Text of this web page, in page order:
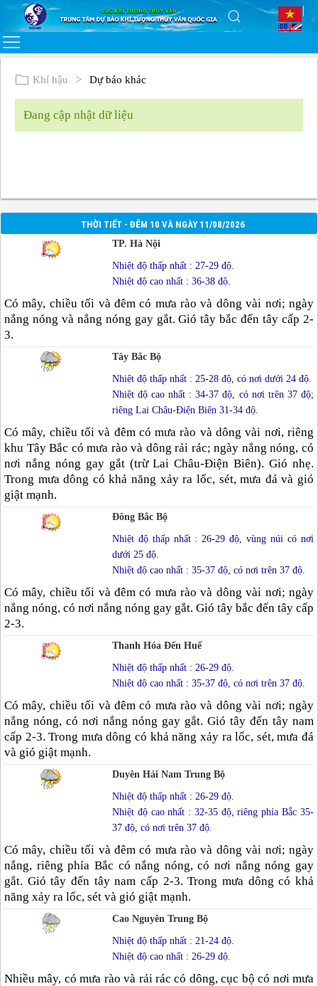
Khí hậu Dự báo khác
Đang cập nhật dữ liệu
THỜI TIẾT - ĐÊM 10 VÀ NGÀY 11/08/2026
TP. Hà Nội
Nhiệt độ thấp nhất : 27-29 độ.
Nhiệt độ cao nhất : 36-38 độ.
Có mây, chiều tối và đêm có mưa rào và dông vài nơi; ngày
nắng nóng và nắng nóng gay gắt. Gió tây bắc đến tây cấp 2-
3.
Tây Bắc Bộ
Nhiệt độ thấp nhất : 25-28 độ, có nơi dưới 24 độ.
Nhiệt độ cao nhất : 34-37 độ, có nơi trên 37 độ;
riêng Lai Châu-Điện Biên 31-34 độ.
Có mây, chiều tối và đêm có mưa rào và dông vài nơi, riêng
khu Tây Bắc có mưa rào và dông rải rác; ngày nắng nóng, có
nơi nắng nóng gay gắt (trừ Lai Châu-Điện Biên). Gió nhẹ.
Trong mưa dông có khả năng xảy ra lốc, sét, mưa đá và gió
giật mạnh.
Đông Bắc Bộ
Nhiệt độ thấp nhất : 26-29 độ, vùng núi có nơi
dưới 25 độ.
Nhiệt độ cao nhất : 35-37 độ, có nơi trên 37 độ.
Có mây, chiều tối và đêm có mưa rào và dông vài nơi; ngày
nắng nóng, có nơi nắng nóng gay gắt. Gió tây bắc đến tây cấp
2-3.
Thanh Hóa Đến Huế
Nhiệt độ thấp nhất : 26-29 độ.
Nhiệt độ cao nhất : 35-37 độ, có nơi trên 37 độ.
Có mây, chiều tối và đêm có mưa rào và dông vài nơi; ngày
nắng nóng, có nơi nắng nóng gay gắt. Gió tây đến tây nam
cấp 2-3. Trong mưa dông có khả năng xảy ra lốc, sét, mưa đá
và gió giật mạnh.
Duyên Hải Nam Trung Bộ
Nhiệt độ thấp nhất : 26-29 độ.
Nhiệt độ cao nhất : 32-35 độ, riêng phía Bắc 35-
37 độ, có nơi trên 37 độ.
Có mây, chiều tối và đêm có mưa rào và dông vài nơi; ngày
nắng, riêng phía Bắc có nắng nóng, có nơi nắng nóng gay
gắt. Gió tây đến tây nam cấp 2-3. Trong mưa dông có khả
năng xảy ra lốc, sét và gió giật mạnh.
Cao Nguyên Trung Bộ
Nhiệt độ thấp nhất : 21-24 độ.
Nhiệt độ cao nhất : 26-29 độ.
Nhiều mây, có mưa rào và rải rác có dông, cục bộ có nơi mưa